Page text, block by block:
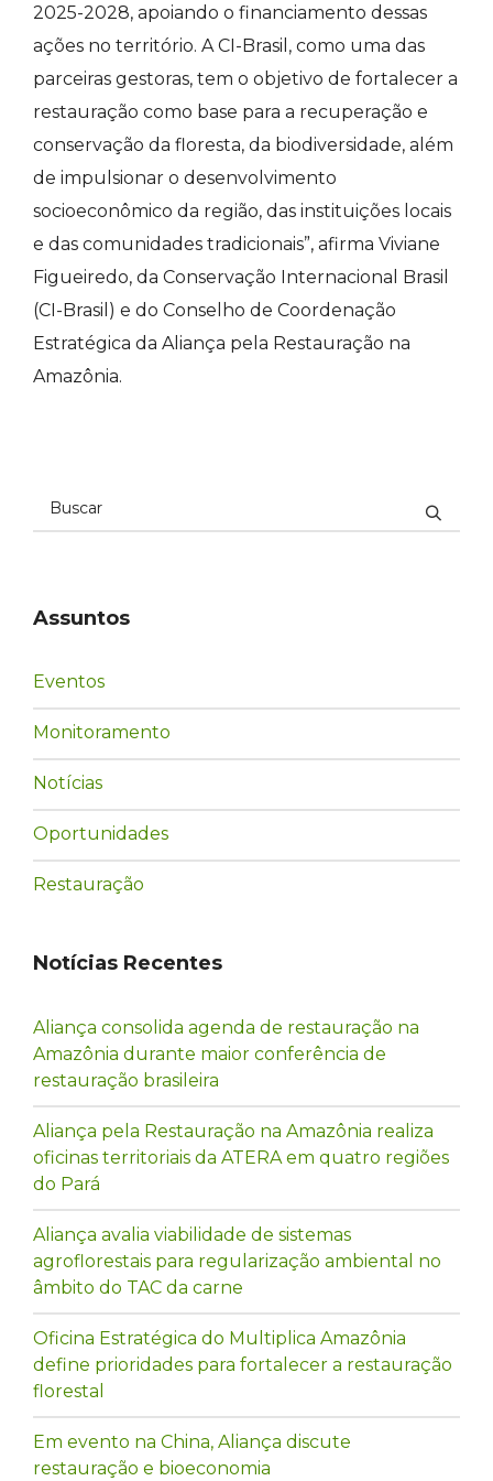
2025-2028, apoiando o financiamento dessas
ações no território. A CI-Brasil, como uma das
parceiras gestoras, tem o objetivo de fortalecer a
restauração como base para a recuperação e
conservação da floresta, da biodiversidade, além
de impulsionar o desenvolvimento
socioeconômico da região, das instituições locais
e das comunidades tradicionais”, afirma Viviane
Figueiredo, da Conservação Internacional Brasil
(CI-Brasil) e do Conselho de Coordenação
Estratégica da Aliança pela Restauração na
Amazônia.
Assuntos
Eventos
Monitoramento
Notícias
Oportunidades
Restauração
Notícias Recentes
Aliança consolida agenda de restauração na
Amazônia durante maior conferência de
restauração brasileira
Aliança pela Restauração na Amazônia realiza
oficinas territoriais da ATERA em quatro regiões
do Pará
Aliança avalia viabilidade de sistemas
agroflorestais para regularização ambiental no
âmbito do TAC da carne
Oficina Estratégica do Multiplica Amazônia
define prioridades para fortalecer a restauração
florestal
Em evento na China, Aliança discute
restauração e bioeconomia